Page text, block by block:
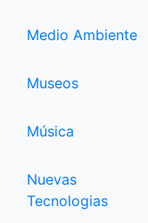
Medio Ambiente
Museos
Música
Nuevas
Tecnologias